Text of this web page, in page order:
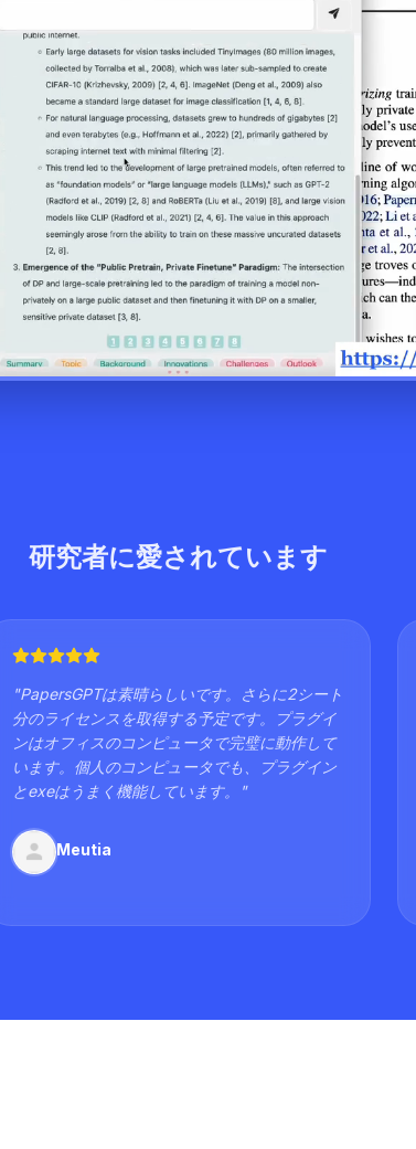
研究者に愛されています
"PapersGPTは素晴らしいです。さらに2シート
分のライセンスを取得する予定です。プラグイ
ンはオフィスのコンピュータで完璧に動作して
います。個人のコンピュータでも、プラグイン
とexeはうまく機能しています。
"
Meutia